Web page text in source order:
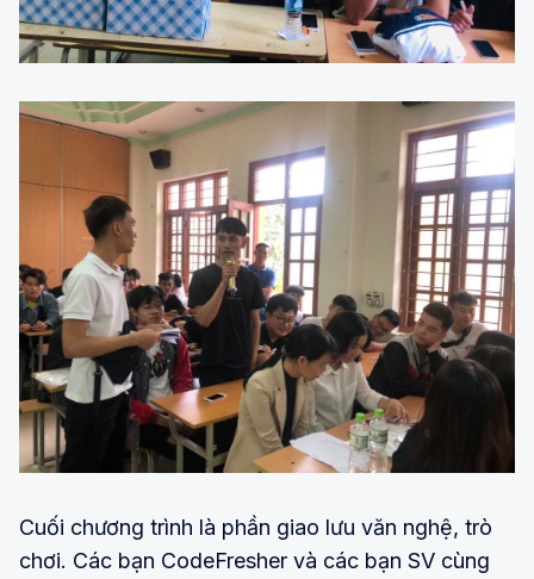
Cuối chương trình là phần giao lưu văn nghệ, trò
chơi. Các bạn CodeFresher và các bạn SV cùng